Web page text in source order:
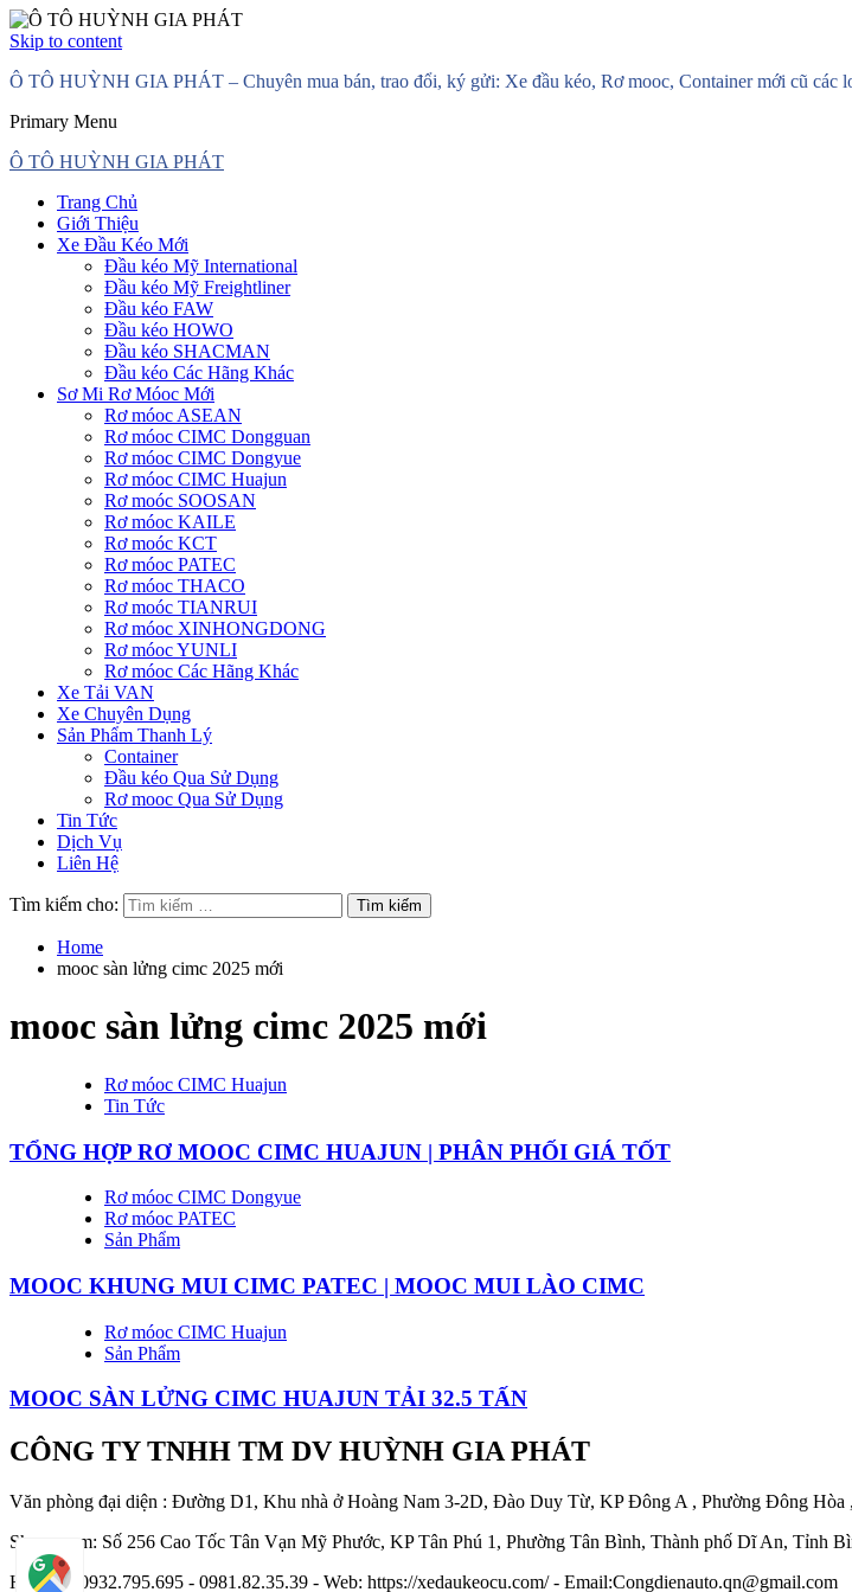
Skip to content
Ô TÔ HUỲNH GIA PHÁT – Chuyên mua bán, trao đổi, ký gửi: Xe đầu kéo, Rơ mooc, Container mới cũ các
Primary Menu
Ô TÔ HUỲNH GIA PHÁT
Trang Chủ
Giới Thiệu
Xe Đầu Kéo Mới
Đầu kéo Mỹ International
Đầu kéo Mỹ Freightliner
Đầu kéo FAW
Đầu kéo HOWO
Đầu kéo SHACMAN
Đầu kéo Các Hãng Khác
Sơ Mi Rơ Móoc Mới
Rơ móoc ASEAN
Rơ móoc CIMC Dongguan
Rơ móoc CIMC Dongyue
Rơ móoc CIMC Huajun
Rơ moóc SOOSAN
Rơ móoc KAILE
Rơ moóc KCT
Rơ móoc PATEC
Rơ móoc THACO
Rơ moóc TIANRUI
Rơ móoc XINHONGDONG
Rơ móoc YUNLI
Rơ móoc Các Hãng Khác
Xe Tải VAN
Xe Chuyên Dụng
Sản Phẩm Thanh Lý
Container
Đầu kéo Qua Sử Dụng
Rơ mooc Qua Sử Dụng
Tin Tức
Dịch Vụ
Liên Hệ
Tìm kiếm cho:
Home
mooc sàn lửng cimc 2025 mới
mooc sàn lửng cimc 2025 mới
Rơ móoc CIMC Huajun
Tin Tức
TỔNG HỢP RƠ MOOC CIMC HUAJUN | PHÂN PHỐI GIÁ TỐT
Rơ móoc CIMC Dongyue
Rơ móoc PATEC
Sản Phẩm
MOOC KHUNG MUI CIMC PATEC | MOOC MUI LÀO CIMC
Rơ móoc CIMC Huajun
Sản Phẩm
MOOC SÀN LỬNG CIMC HUAJUN TẢI 32.5 TẤN
CÔNG TY TNHH TM DV HUỲNH GIA PHÁT
Văn phòng đại diện : Đường D1, Khu nhà ở Hoàng Nam 3-2D, Đào Duy Từ, KP Đông A , Phường Đông
Showroom: Số 256 Cao Tốc Tân Vạn Mỹ Phước, KP Tân Phú 1, Phường Tân Bình, Thành phố Dĩ An, Tỉnh
Hotline : 0932.795.695 - 0981.82.35.39 - Web: https://xedaukeocu.com/ - Email:Congdienauto.qn@gmail.com